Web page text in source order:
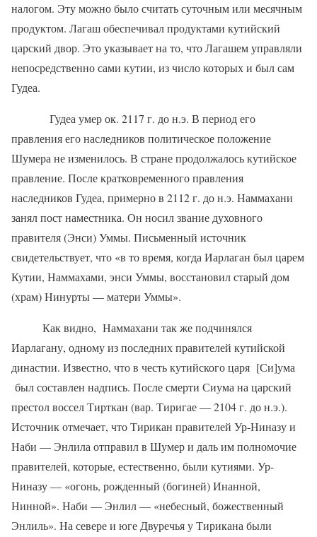
налогом. Эту можно было считать суточным или месячным
продуктом. Лагаш обеспечивал продуктами кутийский
царский двор. Это указывает на то, что Лагашем управляли
непосредственно сами кутии, из число которых и был сам
Гудеа.
Гудеа умер ок. 2117 г. до н.э. В период его
правления его наследников политическое положение
Шумера не изменилось. В стране продолжалось кутийское
правление. После кратковременного правления
наследников Гудеа, примерно в 2112 г. до н.э. Наммахани
занял пост наместника. Он носил звание духовного
правителя (Энси) Уммы. Письменный источник
свидетельствует, что «в то время, когда Иарлаган был царем
Кутии, Наммахами, энси Уммы, восстановил старый дом
(храм) Нинурты — матери Уммы».
Как видно, Наммахани так же подчинялся
Иарлагану, одному из последних правителей кутийской
династии. Известно, что в честь кутийского царя [Си]ума
был составлен надпись. После смерти Сиума на царский
престол воссел Тирткан (вар. Тиригае — 2104 г. до н.э.).
Источник отмечает, что Тирикан правителей Ур-Ниназу и
Наби — Энлила отправил в Шумер и даль им полномочие
правителей, которые, естественно, были кутиями. Ур-
Ниназу — «огонь, рожденный (богиней) Инанной,
Нинной». Наби — Энлил — «небесный, божественный
Энлиль». На севере и юге Двуречья у Тирикана были